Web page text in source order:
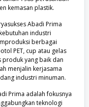
kemasan plastik.
Abadi Prima
industri
berbagai
PET, cup atau gelas
produk yang baik dan
menjalin kerjasama
industri minuman.
Prima adalah fokusnya
teknologi